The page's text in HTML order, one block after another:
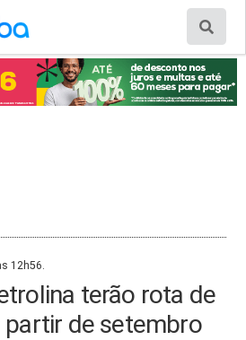
12h56.
terão rota de
partir de setembro